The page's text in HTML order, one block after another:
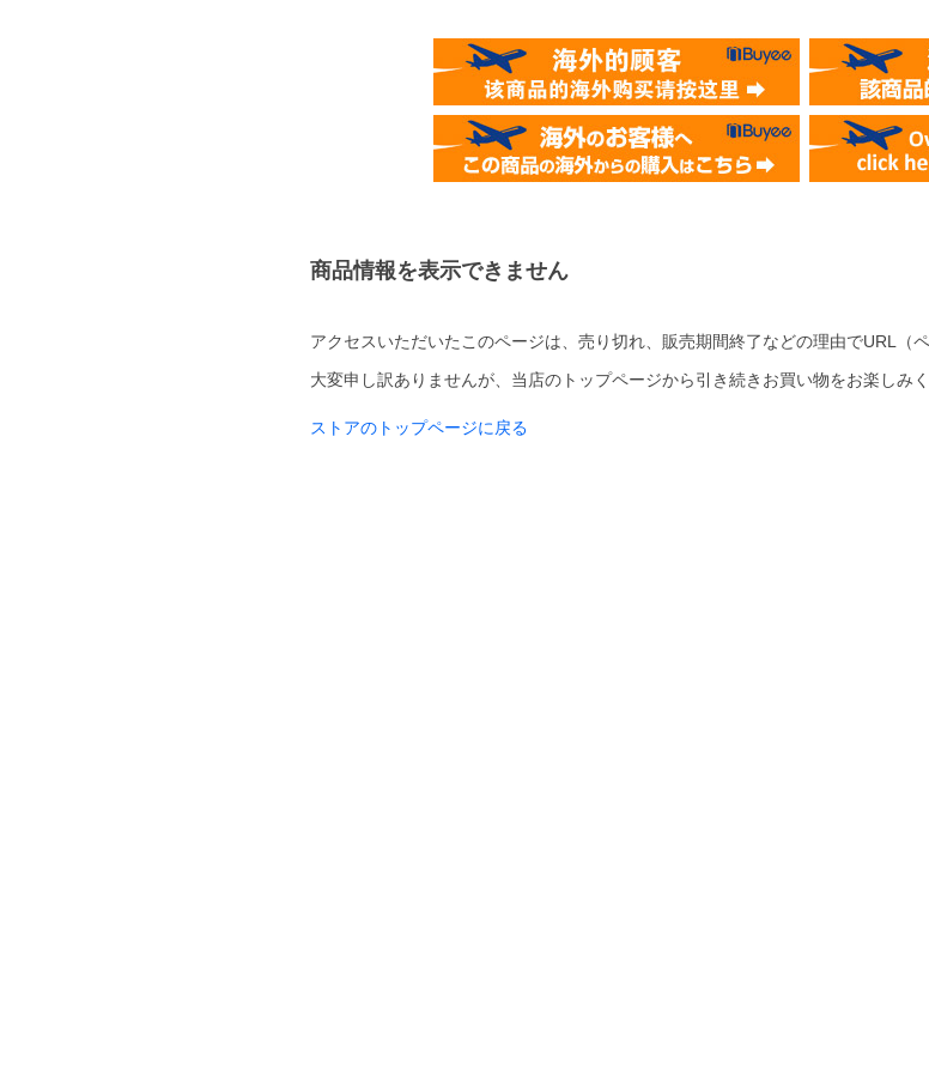
商品情報を表示できません
アクセスいただいたこのページは、売り切れ、販売期間終了などの理由でURL（
大変申し訳ありませんが、当店のトップページから引き続きお買い物をお楽しみく
ストアのトップページに戻る